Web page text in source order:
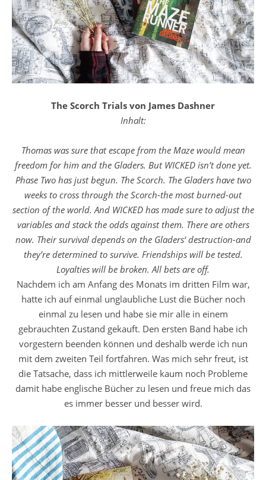
The Scorch Trials von James Dashner
Inhalt:
Thomas was sure that escape from the Maze would mean
freedom for him and the Gladers. But WICKED isn’t done yet.
Phase Two has just begun. The Scorch. The Gladers have two
weeks to cross through the Scorch-the most burned-out
section of the world. And WICKED has made sure to adjust the
variables and stack the odds against them. There are others
now. Their survival depends on the Gladers‘ destruction-and
they’re determined to survive. Friendships will be tested.
Loyalties will be broken. All bets are off.
Nachdem ich am Anfang des Monats im dritten Film war,
hatte ich auf einmal unglaubliche Lust die Bücher noch
einmal zu lesen und habe sie mir alle in einem
gebrauchten Zustand gekauft. Den ersten Band habe ich
vorgestern beenden können und deshalb werde ich nun
mit dem zweiten Teil fortfahren. Was mich sehr freut, ist
die Tatsache, dass ich mittlerweile kaum noch Probleme
damit habe englische Bücher zu lesen und freue mich das
es immer besser und besser wird.